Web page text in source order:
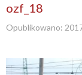
ozf_18
Opublikowano: